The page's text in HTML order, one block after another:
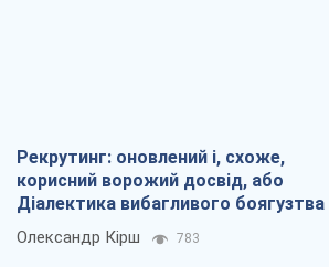
Рекрутинг: оновлений і, схоже,
корисний ворожий досвід, або
Діалектика вибагливого боягузтва
Олександр Кірш 783